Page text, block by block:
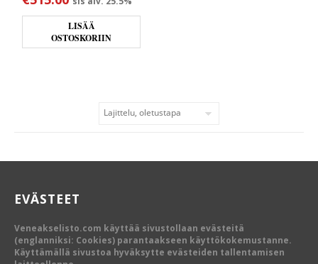
LISÄÄ
OSTOSKORIIN
EVÄSTEET
Veneakselisto.com käyttää sivustollaan evästeitä
(englanniksi: Cookies) parantaakseen käyttökokemustanne.
Käyttämällä sivustoa hyväksytte evästeiden tallentamisen